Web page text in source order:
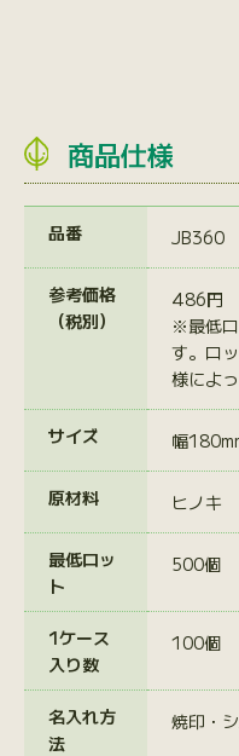
商品仕様
品番 JB360
参考価格
（税別）
486円
※最低
す。ロ
様によ
サイズ 幅
原材料 ヒノキ
最低ロッ
ト
500個
1ケース
入り数
100個
名入れ方
法
焼印・